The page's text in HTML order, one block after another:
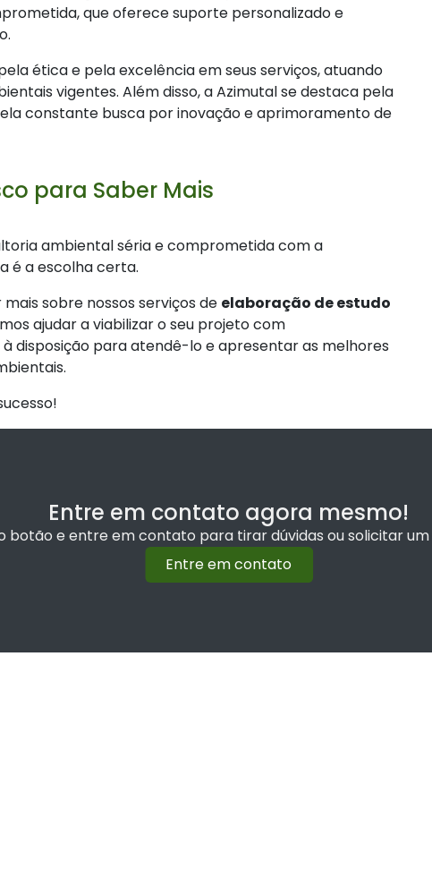
que oferece suporte personalizado e
ética e pela excelência em seus serviços, atuando
vigentes. Além disso, a Azimutal se destaca pela
constante busca por inovação e aprimoramento de
para Saber Mais
ambiental séria e comprometida com a
é a escolha certa.
sobre nossos serviços de elaboração de estudo
ajudar a viabilizar o seu projeto com
disposição para atendê-lo e apresentar as melhores
Entre em contato agora mesmo!
botão e entre em contato para tirar dúvidas ou solicitar
Entre em contato